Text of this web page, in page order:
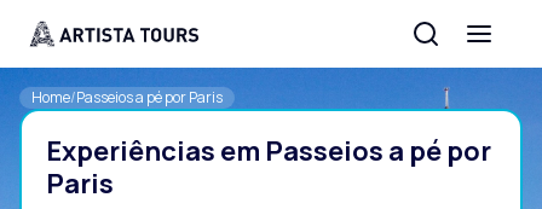
Home/Passeios a pé por Paris
Experiências em Passeios a pé por
Paris